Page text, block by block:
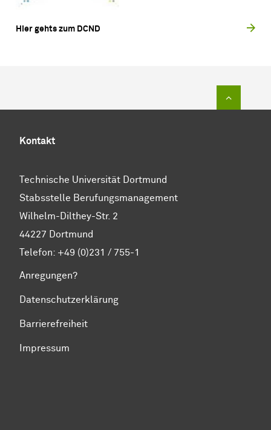
Hier gehts zum DCND
Kontakt
Technische Universität Dortmund
Stabsstelle Berufungsmanagement
Wilhelm-Dilthey-Str. 2
44227 Dortmund
Telefon: +49 (0)231 / 755-1
Anregungen?
Datenschutzerklärung
Barrierefreiheit
Impressum